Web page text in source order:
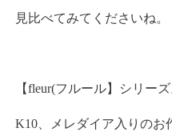
見比べてみてくださいね。
【fleur(フルール】シリーズ
K10、メレダイア入りのお